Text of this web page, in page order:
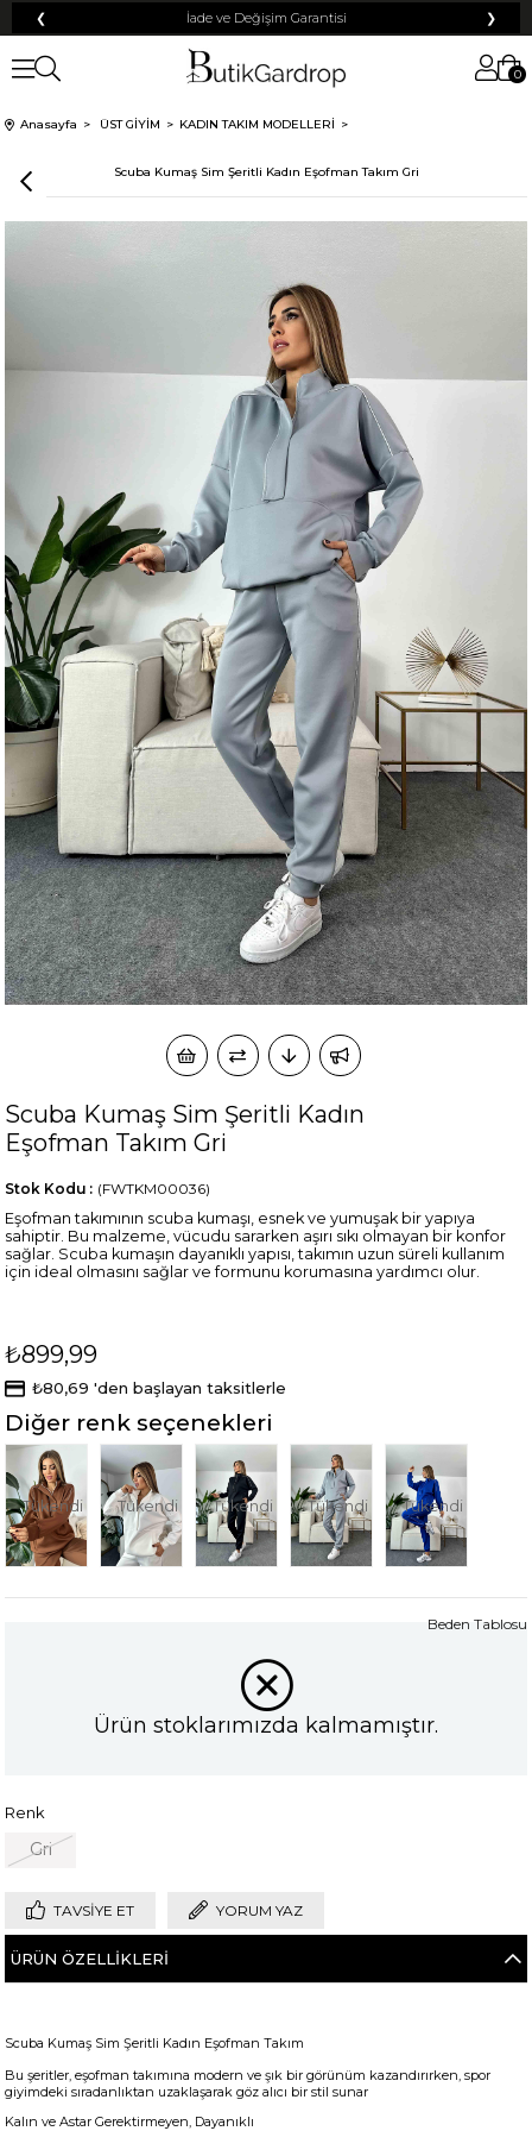
❮ Tüm Kredi Kartlarına +12 Taksit İmkanı! ❯
0
Anasayfa ÜST GİYİM KADIN TAKIM MODELLERİ
Scuba Kumaş Sim Şeritli Kadın Eşofman Takım Gri
Scuba Kumaş Sim Şeritli Kadın
Eşofman Takım Gri
(FWTKM00036)
Stok Kodu
Eşofman takımının scuba kumaşı, esnek ve yumuşak bir yapıya
sahiptir. Bu malzeme, vücudu sararken aşırı sıkı olmayan bir konfor
sağlar. Scuba kumaşın dayanıklı yapısı, takımın uzun süreli kullanım
için ideal olmasını sağlar ve formunu korumasına yardımcı olur.
₺899,99
₺80,69 'den başlayan taksitlerle
Diğer renk seçenekleri
Tükendi Tükendi Tükendi Tükendi Tükendi
Ürün stoklarımızda kalmamıştır.
Renk
Gri
Beden Tablosu
TAVSIYE ET YORUM YAZ
ÜRÜN ÖZELLIKLERI
Scuba Kumaş Sim Şeritli Kadın Eşofman Takım
Bu şeritler, eşofman takımına modern ve şık bir görünüm kazandırırken, spor
giyimdeki sıradanlıktan uzaklaşarak göz alıcı bir stil sunar
Kalın ve Astar Gerektirmeyen, Dayanıklı